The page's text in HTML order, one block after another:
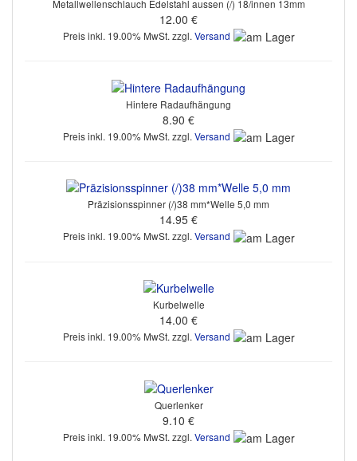
Metallwellenschlauch Edelstahl aussen (/) 18/innen 13mm
12.00 €
Preis inkl. 19.00% MwSt. zzgl. Versand
Hintere Radaufhängung
8.90 €
Preis inkl. 19.00% MwSt. zzgl. Versand
Präzisionsspinner (/)38 mm*Welle 5,0 mm
14.95 €
Preis inkl. 19.00% MwSt. zzgl. Versand
Kurbelwelle
14.00 €
Preis inkl. 19.00% MwSt. zzgl. Versand
Querlenker
9.10 €
Preis inkl. 19.00% MwSt. zzgl. Versand